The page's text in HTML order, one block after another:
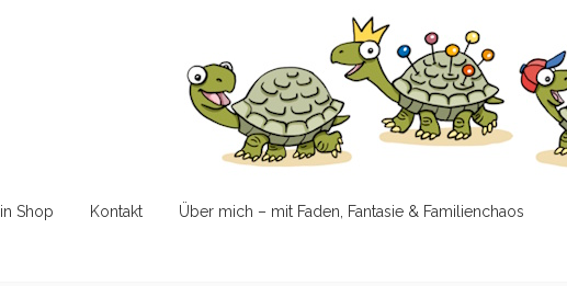
Shop Kontakt Über mich – mit Faden, Fantasie & Familienchaos